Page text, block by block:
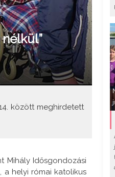
között meghirdetett
Mihály Idősgondozási
a helyi római katolikus